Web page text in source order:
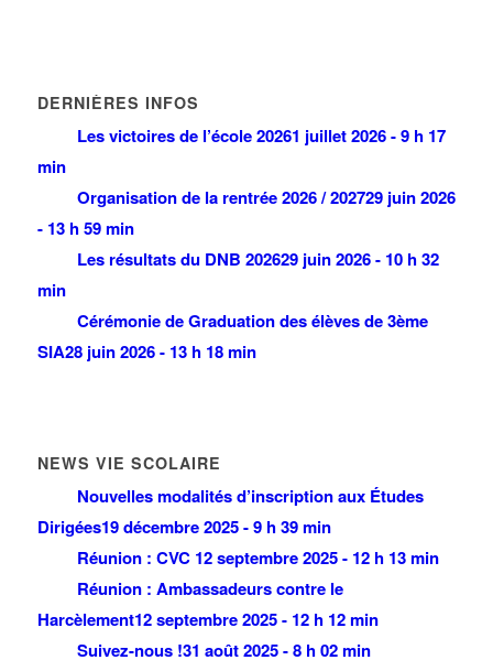
DERNIÈRES INFOS
Les victoires de l’école 20261 juillet 2026 - 9 h 17
min
Organisation de la rentrée 2026 / 202729 juin 2026
- 13 h 59 min
Les résultats du DNB 202629 juin 2026 - 10 h 32
min
Cérémonie de Graduation des élèves de 3ème
SIA28 juin 2026 - 13 h 18 min
NEWS VIE SCOLAIRE
Nouvelles modalités d’inscription aux Études
Dirigées19 décembre 2025 - 9 h 39 min
Réunion : CVC 12 septembre 2025 - 12 h 13 min
Réunion : Ambassadeurs contre le
Harcèlement12 septembre 2025 - 12 h 12 min
Suivez-nous !31 août 2025 - 8 h 02 min